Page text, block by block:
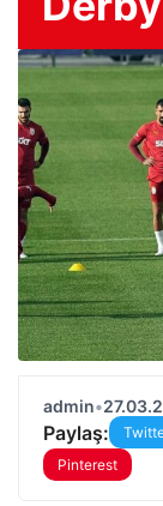
admin•
Paylaş:
Pinterest